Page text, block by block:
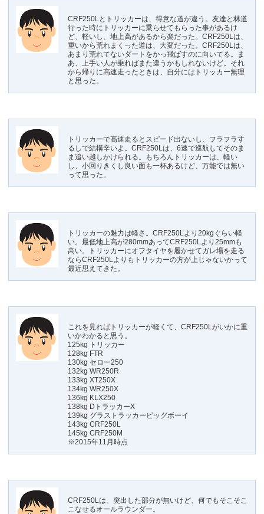
CRF250Lとトリッカーは、得意な道が違う。友達と林道
行った時にトリッカーに乗らせてもらった事があるけ
ど、軽いし、地上高があるから楽だった。CRF250Lは、
重いから荒れまくった道は、大変だった。CRF250Lは、
あまり荒れてないダートをかっ飛ばすのに向いてる。ま
あ、上手い人が乗ればまた違うかもしれないけど。それ
から帰りに高速走ったときは、自分にはトリッカー無理
と思った。
トリッカーで高速走るとスピード出ないし、フラフラす
るしで結構辛いよ。CRF250Lは、6速で巡航してそのま
ま追い越しかけられる。もちろんトリッカーは、軽い
し、小回りきくし良い面も一杯あるけど、万能では無い
って思った。
トリッカーの魅力は軽さ。CRF250Lより20kgぐらい軽
い。最低地上高が280mmあってCRF250Lより25mmも
高い。トリッカーにオフタイヤを履かせてガレ場を走る
ならCRF250Lよりもトリッカーの方が上じゃないかって
最近思えてきた。
これを見ればトリッカーが軽くて、CRF250Lがいかに重
いかわかると思う。
125kg トリッカー
128kg FTR
130kg セロー250
132kg WR250R
133kg XT250X
134kg WR250X
136kg KLX250
138kg DトラッカーX
139kg グラストラッカービッグボーイ
143kg CRF250L
145kg CRF250M
※2015年11月時点
CRF250Lは、突出した部分が無いけど、何でもそこそこ
こなせるオールラウンダー。